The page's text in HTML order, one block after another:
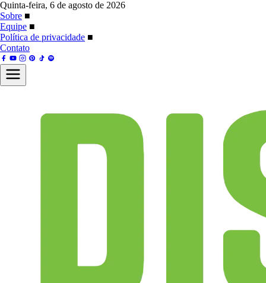
Quinta-feira, 6 de agosto de 2026
Sobre ■
Equipe ■
Política de privacidade ■
Contato